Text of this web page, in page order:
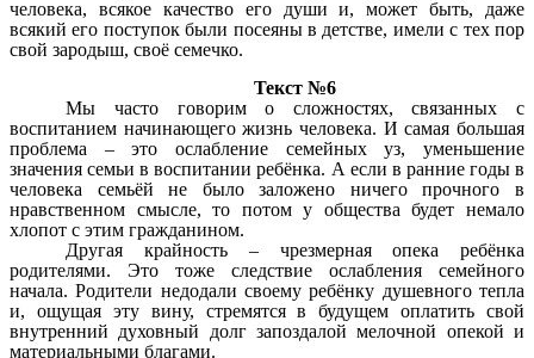
человека, всякое качество его души и, может быть, даже
всякий его поступок были посеяны в детстве, имели с тех пор
свой зародыш, своё семечко.
Текст №6
Мы часто говорим о сложностях, связанных с
воспитанием начинающего жизнь человека. И самая большая
проблема – это ослабление семейных уз, уменьшение
значения семьи в воспитании ребёнка. А если в ранние годы в
человека семьёй не было заложено ничего прочного в
нравственном смысле, то потом у общества будет немало
хлопот с этим гражданином.
Другая крайность – чрезмерная опека ребёнка
родителями. Это тоже следствие ослабления семейного
начала. Родители недодали своему ребёнку душевного тепла
и, ощущая эту вину, стремятся в будущем оплатить свой
внутренний духовный долг запоздалой мелочной опекой и
материальными благами.